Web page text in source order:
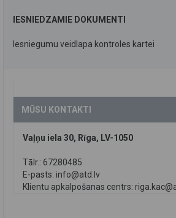
IESNIEDZAMIE DOKUMENTI
Iesniegumu veidlapa kontroles kartei
MŪSU KONTAKTI
Vaļņu iela 30, Rīga, LV-1050
Tālr.: 67280485
E-pasts: info@atd.lv
Klientu apkalpošanas centrs: